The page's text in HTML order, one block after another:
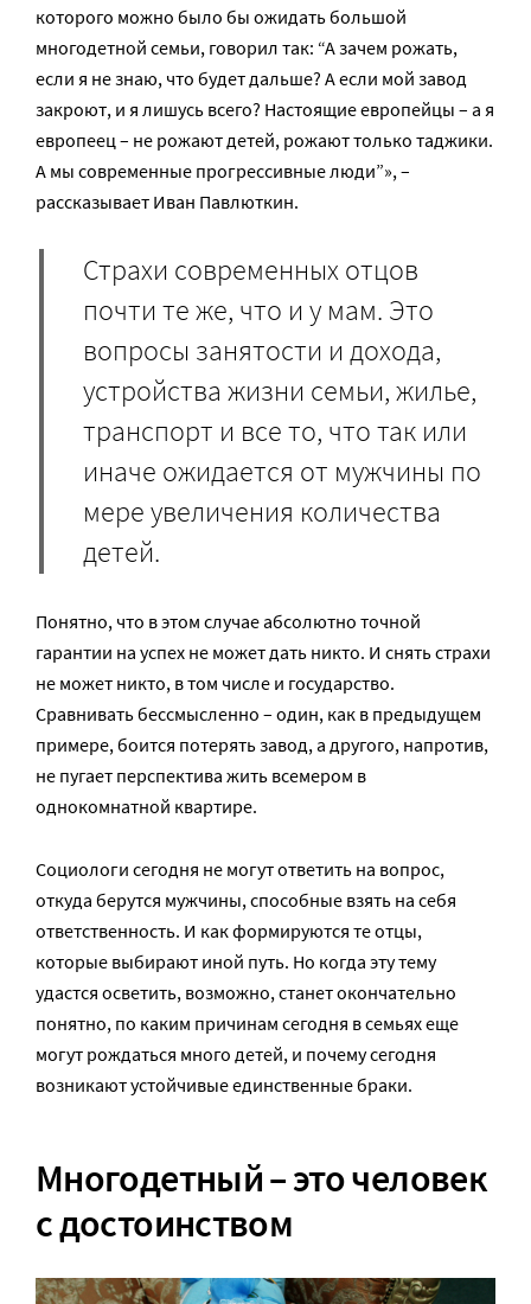
которого можно было бы ожидать большой
многодетной семьи, говорил так: “А зачем рожать,
если я не знаю, что будет дальше? А если мой завод
закроют, и я лишусь всего? Настоящие европейцы – а я
европеец – не рожают детей, рожают только таджики.
А мы современные прогрессивные люди”», –
рассказывает Иван Павлюткин.
Страхи современных отцов
почти те же, что и у мам. Это
вопросы занятости и дохода,
устройства жизни семьи, жилье,
транспорт и все то, что так или
иначе ожидается от мужчины по
мере увеличения количества
детей.
Понятно, что в этом случае абсолютно точной
гарантии на успех не может дать никто. И снять страхи
не может никто, в том числе и государство.
Сравнивать бессмысленно – один, как в предыдущем
примере, боится потерять завод, а другого, напротив,
не пугает перспектива жить всемером в
однокомнатной квартире.
Социологи сегодня не могут ответить на вопрос,
откуда берутся мужчины, способные взять на себя
ответственность. И как формируются те отцы,
которые выбирают иной путь. Но когда эту тему
удастся осветить, возможно, станет окончательно
понятно, по каким причинам сегодня в семьях еще
могут рождаться много детей, и почему сегодня
возникают устойчивые единственные браки.
Многодетный – это человек
с достоинством